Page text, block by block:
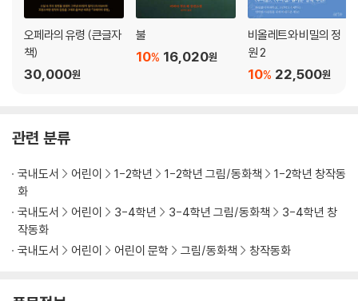
오페라의 유령 (큰글자
책)
30,000원
불
16,020원
10%
비올레트와 비밀의 정
원 2
22,500원
10%
관련 분류
국내도서 어린이 1-2학년 1-2학년 그림/동화책
1-2학년 창작동
화
국내도서
어린이 3-4학년 3-4학년 그림/동화책
3-4학년 창
작동화
국내도서
어린이 어린이 문학 그림/동화책 창작동화